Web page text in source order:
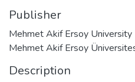
Publisher
Mehmet Akif Ersoy University
Mehmet Akif Ersoy
Description